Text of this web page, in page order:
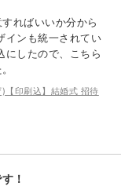
ればいいか分から
インも統一されてい
にしたので、こちら
【印刷込】結婚式 招待
！